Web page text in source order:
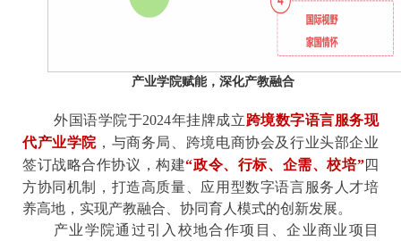
产业学院赋能，深化产教融合
外国语学院于2024年挂牌成立跨境数字语言服务现
代产业学院 ，与商务局、跨境电商协会及行业头部企业
签订战略合作协议，构建“政令、 行标、 企需、校培”四
方协同机制，打造高质量、应用型数字语言服务人才培
养高地，实现产教融合、协同育人模式的创新发展。
产业学院通过引入校地合作项目、企业商业项目